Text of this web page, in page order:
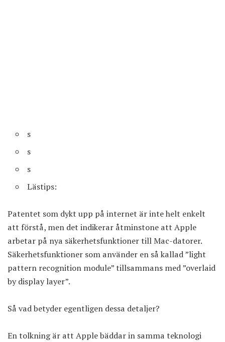
s
s
s
Lästips:
Patentet som dykt upp på internet är inte helt enkelt
att förstå, men det indikerar åtminstone att Apple
arbetar på nya säkerhetsfunktioner till Mac-datorer.
Säkerhetsfunktioner som använder en så kallad ”light
pattern recognition module” tillsammans med ”overlaid
by display layer”.
Så vad betyder egentligen dessa detaljer?
En tolkning är att Apple bäddar in samma teknologi